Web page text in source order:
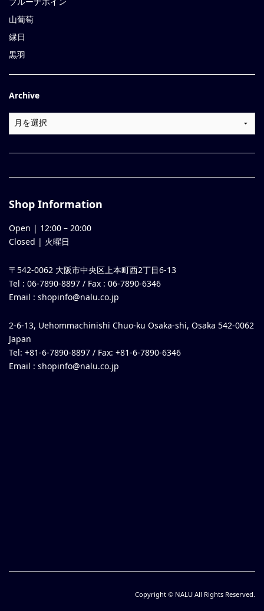
山葡萄
縁日
黒羽
Archive
Shop Information
Open | 12:00 – 20:00
Closed | 火曜日
〒542-0062 大阪市中央区上本町西2丁目6-13
Tel : 06-7890-8897 / Fax : 06-7890-6346
Email : shopinfo@nalu.co.jp
2-6-13, Uehommachinishi Chuo-ku Osaka-shi, Osaka 542-0062
Japan
Tel: +81-6-7890-8897 / Fax: +81-6-7890-6346
Email : shopinfo@nalu.co.jp
Copyright © NALU All Rights Reserved.